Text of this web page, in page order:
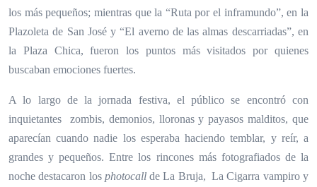
los más pequeños; mientras que la “Ruta por el inframundo”, en la
Plazoleta de San José y “El averno de las almas descarriadas”, en
la Plaza Chica, fueron los puntos más visitados por quienes
buscaban emociones fuertes.
A lo largo de la jornada festiva, el público se encontró con
inquietantes zombis, demonios, lloronas y payasos malditos, que
aparecían cuando nadie los esperaba haciendo temblar, y reír, a
grandes y pequeños. Entre los rincones más fotografiados de la
noche destacaron los photocallde La Bruja, La Cigarra vampiro y